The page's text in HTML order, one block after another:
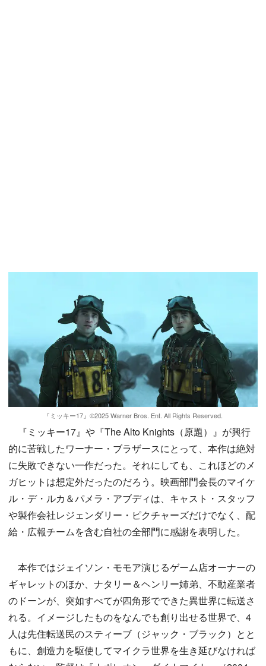
『ミッキー17』©2025 Warner Bros. Ent. All Rights Reserved.
『ミッキー17』や『The Alto Knights（原題）』が興行
的に苦戦したワーナー・ブラザースにとって、本作は絶対
に失敗できない一作だった。それにしても、これほどのメ
ガヒットは想定外だったのだろう。映画部門会長のマイケ
ル・デ・ルカ＆パメラ・アブディは、キャスト・スタッフ
や製作会社レジェンダリー・ピクチャーズだけでなく、配
給・広報チームを含む自社の全部門に感謝を表明した。
本作ではジェイソン・モモア演じるゲーム店オーナーの
ギャレットのほか、ナタリー＆ヘンリー姉弟、不動産業者
のドーンが、突如すべてが四角形でできた異世界に転送さ
れる。イメージしたものをなんでも創り出せる世界で、4
人は先住転送民のスティーブ（ジャック・ブラック）とと
もに、創造力を駆使してマイクラ世界を生き延びなければ